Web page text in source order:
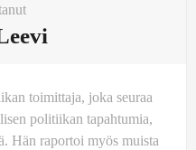
toimittaja, joka seuraa
politiikan tapahtumia,
Hän raportoi myös muista